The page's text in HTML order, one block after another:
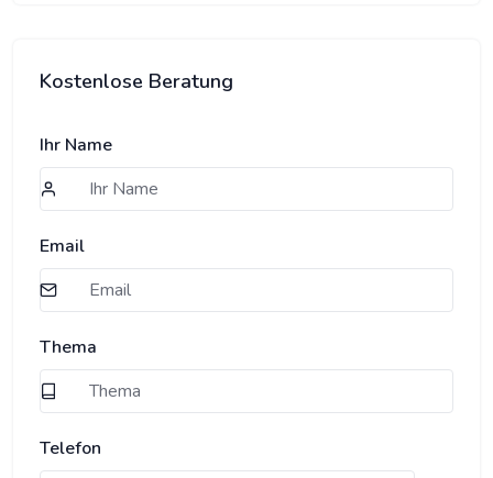
Kostenlose Beratung
Ihr Name
Email
Thema
Telefon